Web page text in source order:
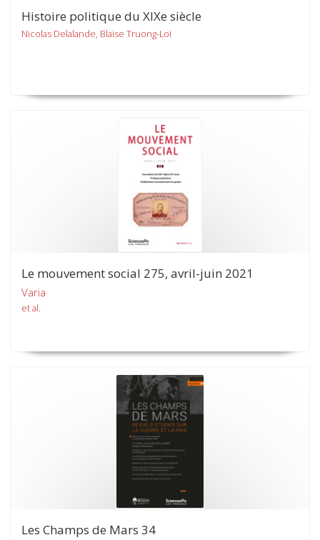
Histoire politique du XIXe siècle
Nicolas Delalande, Blaise Truong-Loï
Le mouvement social 275, avril-juin 2021
Varia
et al.
Les Champs de Mars 34